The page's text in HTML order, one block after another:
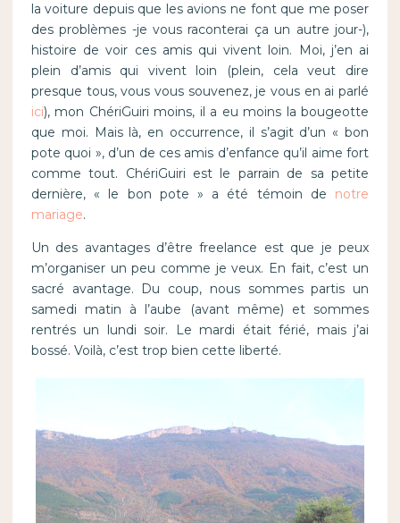
la voiture depuis que les avions ne font que me poser
des problèmes -je vous raconterai ça un autre jour-),
histoire de voir ces amis qui vivent loin. Moi, j’en ai
plein d’amis qui vivent loin (plein, cela veut dire
presque tous, vous vous souvenez, je vous en ai parlé
ici), mon ChériGuiri moins, il a eu moins la bougeotte
que moi. Mais là, en occurrence, il s’agit d’un « bon
pote quoi », d’un de ces amis d’enfance qu’il aime fort
comme tout. ChériGuiri est le parrain de sa petite
dernière, « le bon pote » a été témoin de notre
mariage.
Un des avantages d’être freelance est que je peux
m’organiser un peu comme je veux. En fait, c’est un
sacré avantage. Du coup, nous sommes partis un
samedi matin à l’aube (avant même) et sommes
rentrés un lundi soir. Le mardi était férié, mais j’ai
bossé. Voilà, c’est trop bien cette liberté.